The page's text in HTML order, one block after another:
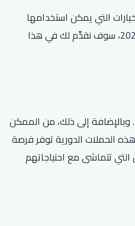
التي يمكن استخدامها
لتحقيق ذلك. إذا كنت تبحث عن طرق للاستفادة من هذا العرض، فإننا نرحب بك في هذه المقالة الموجهة إلى جمهورنا العربي. فغير بحثٍ تفصيلي عن كود خصم صيدلية النهدي 2026، سوف نقدِّم لك في هذا
النهدي. وبالإضافة إلى ذلك، من الممكن
الحملات الدورية توفر فرصة
تتماشى مع احتياجاتهم